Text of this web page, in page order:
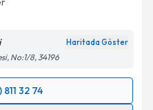
ilişkin
verilerimin belirtilen
kabul ediyorum.
Haritada Göster
No:1/8, 34196
32 74